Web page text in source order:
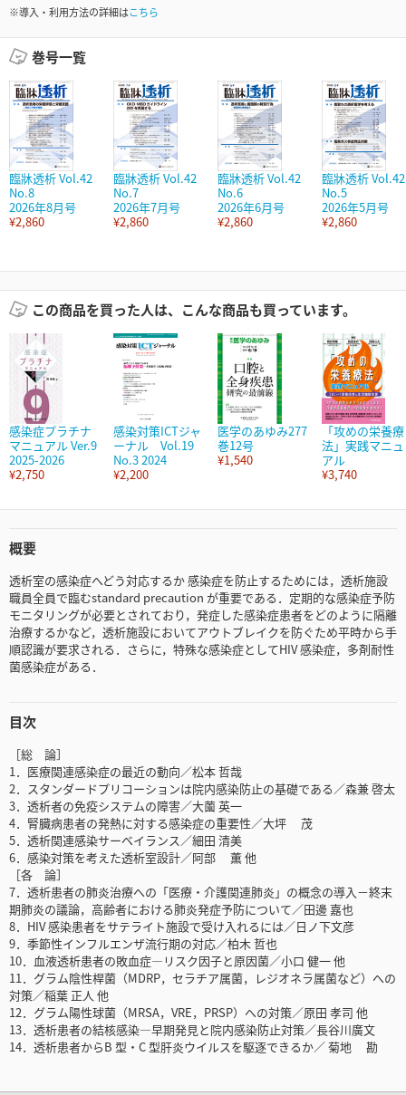
※導入・利用方法の詳細はこちら
巻号一覧
臨牀透析 Vol.42
No.8
2026年8月号
¥2,860
臨牀透析 Vol.42
No.7
2026年7月号
¥2,860
臨牀透析 Vol.42
No.6
2026年6月号
¥2,860
臨牀透析 Vol.42
No.5
2026年5月号
¥2,860
この商品を買った人は、こんな商品も買っています。
感染症プラチナ
マニュアル Ver.9
2025-2026
¥2,750
感染対策ICTジャ
ーナル Vol.19
No.3 2024
¥2,200
医学のあゆみ277
巻12号
¥1,540
「攻めの栄養療
法」実践マニュ
アル
¥3,740
概要
透析室の感染症へどう対応するか 感染症を防止するためには，透析施設
職員全員で臨むstandard precaution が重要である．定期的な感染症予防
モニタリングが必要とされており，発症した感染症患者をどのように隔離
治療するかなど，透析施設においてアウトブレイクを防ぐため平時から手
順認識が要求される．さらに，特殊な感染症としてHIV 感染症，多剤耐性
菌感染症がある．
目次
［総 論］
1．医療関連感染症の最近の動向／松本 哲哉
2．スタンダードプリコーションは院内感染防止の基礎である／森兼 啓太
3．透析者の免疫システムの障害／大薗 英一
4．腎臓病患者の発熱に対する感染症の重要性／大坪 茂
5．透析関連感染サーベイランス／細田 清美
6．感染対策を考えた透析室設計／阿部 薫 他
［各 論］
7．透析患者の肺炎治療への「医療・介護関連肺炎」の概念の導入－終末
期肺炎の議論，高齢者における肺炎発症予防について／田邊 嘉也
8．HIV 感染患者をサテライト施設で受け入れるには／日ノ下文彦
9．季節性インフルエンザ流行期の対応／柏木 哲也
10．血液透析患者の敗血症―リスク因子と原因菌／小口 健一 他
11．グラム陰性桿菌（MDRP，セラチア属菌，レジオネラ属菌など）への
対策／稲葉 正人 他
12．グラム陽性球菌（MRSA，VRE，PRSP）への対策／原田 孝司 他
13．透析患者の結核感染―早期発見と院内感染防止対策／長谷川廣文
14．透析患者からB 型・C 型肝炎ウイルスを駆逐できるか／ 菊地 勘